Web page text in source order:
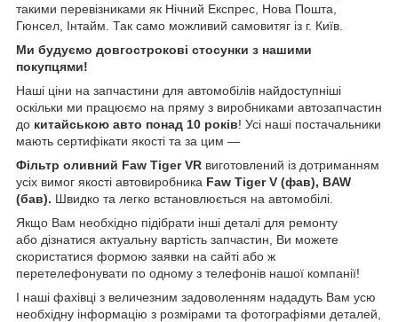
такими перевізниками як Нічний Експрес, Нова Пошта,
Гюнсел, Інтайм. Так само можливий самовитяг із г. Київ.
Ми будуємо довгострокові стосунки з нашими
покупцями!
Наші ціни на запчастини для автомобілів найдоступніші
оскільки ми працюємо на пряму з виробниками автозапчастин
до китайською авто понад 10 років! Усі наші постачальники
мають сертифікати якості та за цим —
Фільтр оливний Faw Tiger VR виготовлений із дотриманням
усіх вимог якості автовиробника Faw Tiger V (фав), BAW
(бав). Швидко та легко встановлюється на автомобілі.
Якщо Вам необхідно підібрати інші деталі для ремонту
або дізнатися актуальну вартість запчастин, Ви можете
скористатися формою заявки на сайті або ж
перетелефонувати по одному з телефонів нашої компанії!
І наші фахівці з величезним задоволенням нададуть Вам усю
необхідну інформацію з розмірами та фотографіями деталей,